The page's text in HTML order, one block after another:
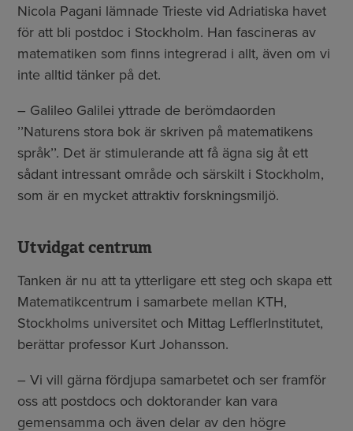
Nicola Pagani lämnade Trieste vid Adriatiska havet
för att bli postdoc i Stockholm. Han fascineras av
matematiken som finns integrerad i allt, även om vi
inte alltid tänker på det.
– Galileo Galilei yttrade de berömdaorden
’’Naturens stora bok är skriven på matematikens
språk’’. Det är stimulerande att få ägna sig åt ett
sådant intressant område och särskilt i Stockholm,
som är en mycket attraktiv forskningsmiljö.
Utvidgat centrum
Tanken är nu att ta ytterligare ett steg och skapa ett
Matematikcentrum i samarbete mellan KTH,
Stockholms universitet och Mittag LefflerInstitutet,
berättar professor Kurt Johansson.
– Vi vill gärna fördjupa samarbetet och ser framför
oss att postdocs och doktorander kan vara
gemensamma och även delar av den högre